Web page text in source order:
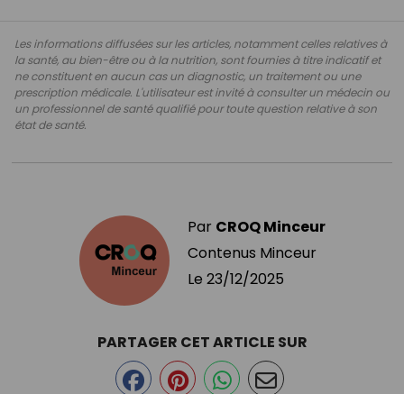
Les informations diffusées sur les articles, notamment celles relatives à
la santé, au bien-être ou à la nutrition, sont fournies à titre indicatif et
ne constituent en aucun cas un diagnostic, un traitement ou une
prescription médicale. L'utilisateur est invité à consulter un médecin ou
un professionnel de santé qualifié pour toute question relative à son
état de santé.
Par CROQ Minceur
Contenus Minceur
Le 23/12/2025
PARTAGER CET ARTICLE SUR